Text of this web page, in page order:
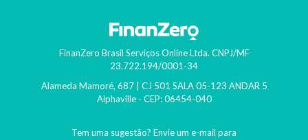
FinanZero Brasil Serviços Online Ltda. CNPJ/MF
23.722.194/0001-34
Alameda Mamoré, 687 | CJ 501 SALA 05-123 ANDAR 5
Alphaville- CEP: 06454-040
Tem uma sugestão? Envie um e-mail para